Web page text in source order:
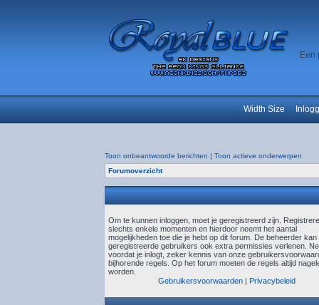
Een
Width Size
Toon onbeantwoorde berichten | Toon actieve onderwerpen
Forumoverzicht
Om te kunnen inloggen, moet je geregistreerd zijn.
slechts enkele momenten en hierdoor neemt het aantal
mogelijkheden toe die je hebt op dit forum. De beheerder kan
geregistreerde gebruikers ook extra permissies verlenen.
voordat je inlogt, zeker kennis van onze
bijhorende regels. Op het forum moeten de regels altijd
worden.
Gebruikersvoorwaarden | Privacybeleid